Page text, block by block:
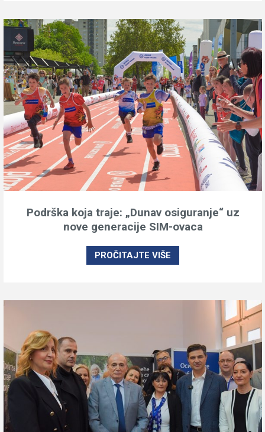
Podrška koja traje: „Dunav osiguranje“ uz
nove generacije SIM-ovaca
PROČITAJTE VIŠE